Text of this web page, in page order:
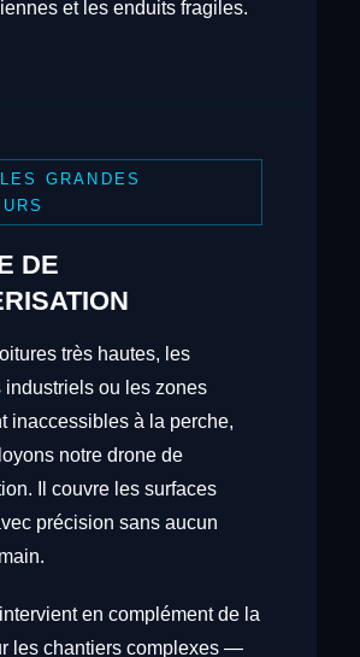
et les enduits fragiles.
GRANDES
DE
très hautes, les
industriels ou les zones
inaccessibles à la perche,
notre drone de
Il couvre les surfaces
précision sans aucun
en complément de la
les chantiers complexes —